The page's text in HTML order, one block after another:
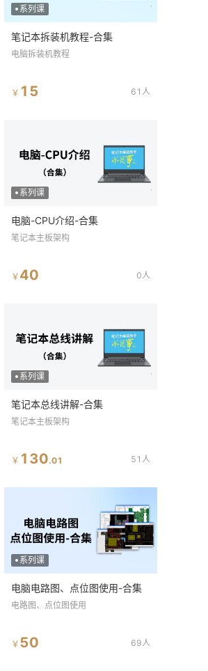
系列课
笔记本拆装机教程-合集
电脑拆装机教程
￥ 15 61人
系列课
电脑-CPU介绍-合集
笔记本主板架构
￥ 40 0人
系列课
笔记本总线讲解-合集
笔记本主板架构
￥ 130.01 51人
系列课
电脑电路图、点位图使用-合集
电路图、点位图使用
￥ 50 69人